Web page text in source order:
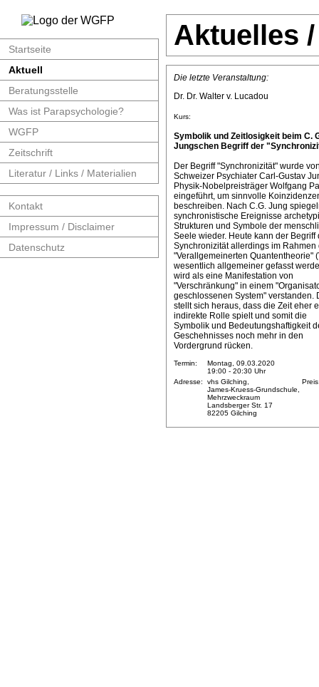
Startseite
Aktuell
Beratungsstelle
Was ist Parapsychologie?
WGFP
Zeitschrift
Literatur / Links / Materialien
Kontakt
Impressum / Disclaimer
Datenschutz
Aktuelles
Die letzte Veranstaltung:
Dr. Dr. Walter v. Lucadou
Kurs:
Symbolik und Zeitlosigkeit beim C.
Jungschen Begriff der
Der Begriff "Synchronizität" wurde
Schweizer Psychiater Carl-Gustav
Physik-Nobelpreisträger Wolfgang
eingeführt, um sinnvolle
beschreiben. Nach C.G. Jung
synchronistische Ereignisse
Strukturen und Symbole der
Seele wieder. Heute kann der Begriff
Synchronizität allerdings im Rahmen
"Verallgemeinerten Quantentheorie"
wesentlich allgemeiner gefasst
wird als eine Manifestation von
"Verschränkung" in einem
geschlossenen System" verstanden.
stellt sich heraus, dass die Zeit eher
indirekte Rolle spielt und somit die
Symbolik und Bedeutungshaftigkeit
Geschehnisses noch mehr in den
Vordergrund rücken.
Termin:
Montag, 09.03.2020
19:00 - 20:30 Uhr
Adresse:
vhs Gilching,
James-Kruess-Grundschule,
Mehrzweckraum
Landsberger Str. 17
82205 Gilching